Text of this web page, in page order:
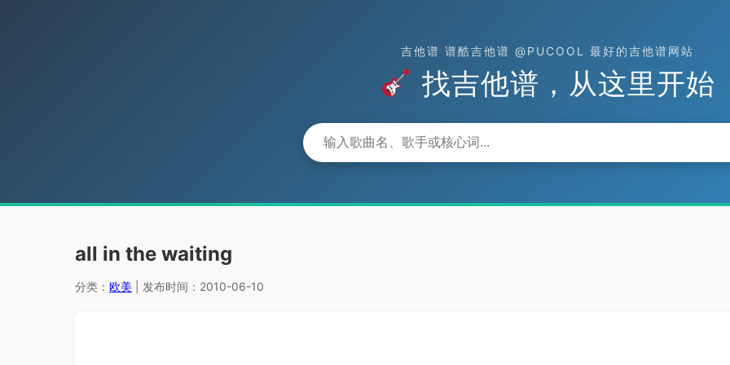
吉他谱 谱酷吉他谱 @PUCOOL 最好的吉他谱网站
找吉他谱，从这里开始
all in the waiting
分类： 欧美 | 发布时间：2010-06-10